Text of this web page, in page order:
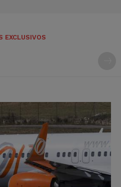
EXCLUSIVOS